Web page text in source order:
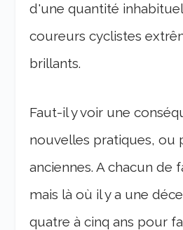
d'une quantité
coureurs cyclistes
brillants.
Faut-il y voir une
nouvelles pratiques, ou
anciennes. A chacun de
mais là où il y a une
quatre à cinq ans pour